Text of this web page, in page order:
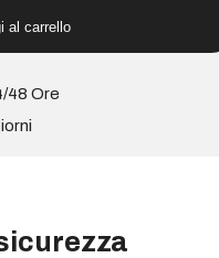
al carrello
48 Ore